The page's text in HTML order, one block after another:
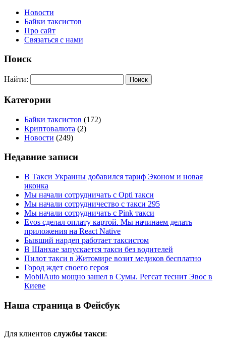
Новости
Байки таксистов
Про сайт
Связаться с нами
Поиск
Найти:
Категории
Байки таксистов (172)
Криптовалюта (2)
Новости (249)
Недавние записи
В Такси Украины добавился тариф Эконом и новая
иконка
Мы начали сотрудничать с Opti такси
Мы начали сотрудничество с такси 295
Мы начали сотрудничать с Pink такси
Evos сделал оплату картой. Мы начинаем делать
приложения на React Native
Бывший нардеп работает таксистом
В Шанхае запускается такси без водителей
Пилот такси в Житомире возит медиков бесплатно
Город ждет своего героя
MobilAuto мощно зашел в Сумы. Регсат теснит Эвос в
Киеве
Наша страница в Фейсбук
Для клиентов службы такси: